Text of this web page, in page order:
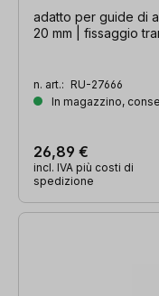
adatto per guide di
20 mm | fissaggio
n. art.: RU-27666
In magazzino,
26,89 €
incl. IVA più costi di
spedizione